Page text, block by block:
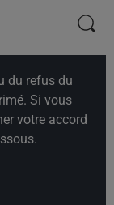
du refus du
Si vous
votre accord